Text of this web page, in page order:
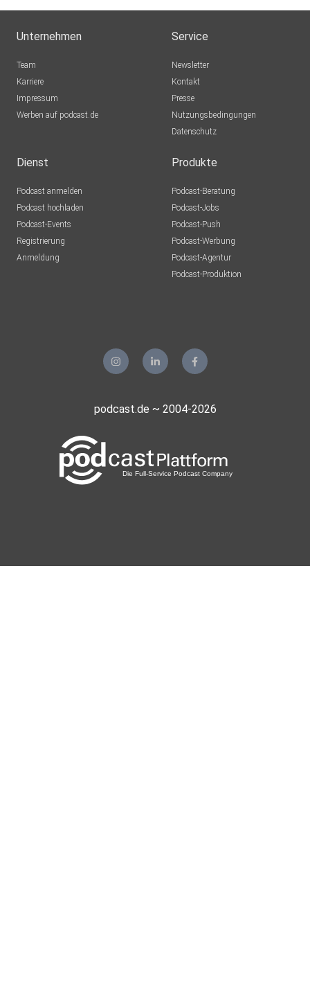
Unternehmen
Team
Karriere
Impressum
Werben auf podcast.de
Service
Newsletter
Kontakt
Presse
Nutzungsbedingungen
Datenschutz
Dienst
Podcast anmelden
Podcast hochladen
Podcast-Events
Registrierung
Anmeldung
Produkte
Podcast-Beratung
Podcast-Jobs
Podcast-Push
Podcast-Werbung
Podcast-Agentur
Podcast-Produktion
podcast.de ~ 2004-2026